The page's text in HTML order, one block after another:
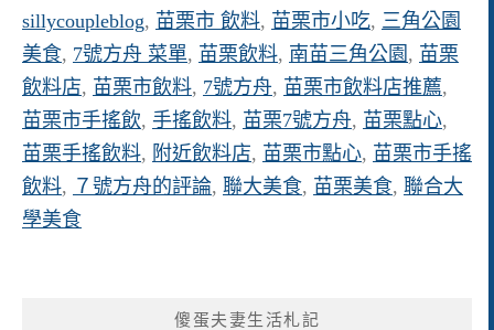
sillycoupleblog, 苗栗市 飲料, 苗栗市小吃, 三角公園
美食, 7號方舟 菜單, 苗栗飲料, 南苗三角公園 , 苗栗
飲料店, 苗栗市飲料, 7號方舟, 苗栗市飲料店推薦,
苗栗市手搖飲, 手搖飲料, 苗栗7號方舟, 苗栗點心,
苗栗手搖飲料, 附近飲料店, 苗栗市點心, 苗栗市手搖
飲料, ７號方舟的評論, 聯大美食, 苗栗美食, 聯合大
學美食
傻蛋夫妻生活札記